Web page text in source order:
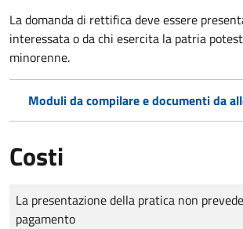
La domanda di rettifica deve essere
interessata oda chi esercita la patria
minorenne.
Moduli da compilare e documenti da
Costi
Tipo di pagamento
Importo
La presentazione della pratica non
pagamento